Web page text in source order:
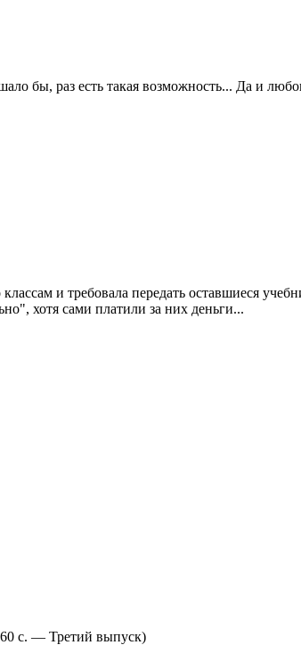
бы, раз есть такая возможность... Да и
и требовала передать оставшиеся
хотя сами платили за них деньги...
с. — Третий выпуск)